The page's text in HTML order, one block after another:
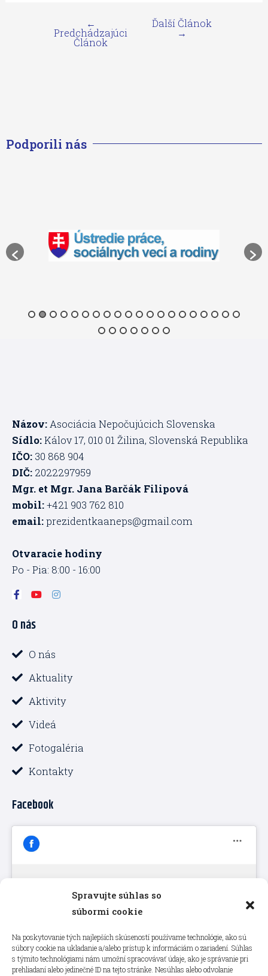
Spravujte súhlas so
súbormi cookie
Na poskytovanie tých najlepších skúseností používame technológie, ako sú
súbory cookie na ukladanie a/alebo prístup k informáciám o zariadení. Súhlas
s týmito technológiami nám umožní spracovávať údaje, ako je správanie pri
prehliadaní alebo jedinečné ID na tejto stránke. Nesúhlas alebo odvolanie
←
Predchádzajúci
Článok
Ďalší Článok
→
Podporili nás
Názov: Asociácia Nepočujúcich Slovenska
Sídlo:Kálov 17, 010 01 Žilina, Slovenská Republika
IČO: 30 868 904
DIČ: 2022297959
Mgr. et Mgr. Jana Barčák Filipová
mobil:+421 903 762 810
email:prezidentkaaneps@gmail.com
Otvaracie hodiny
Po - Pia: 8:00 - 16:00
F
a
e
b
o
k
f
Y
u
e
I
n
O nás
O nás
Aktuality
Aktivity
Videá
Fotogaléria
Kontakty
Facebook
Kliknutím prijmete súbory cookie